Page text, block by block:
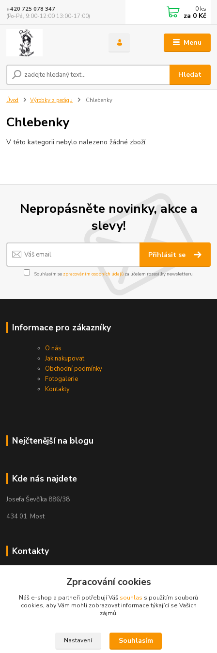
Menu
Hledat
+420 725 078 347
(Po-Pá, 9:00-12:00 13:00-17:00)
0 ks
za 0 Kč
Úvod Výrobky z pedigu Chlebenky
Chlebenky
V této kategorii nebylo nalezeno žádné zboží.
Nepropásněte novinky, akce a
slevy!
Přihlásit se
Souhlasím se zpracováním osobních údajůza účelem rozesílky newsletteru.
Informace pro zákazníky
O nás
Jak nakupovat
Obchodní podmínky
Fotogalerie
Kontakty
Nejčtenější na blogu
Kde nás najdete
Josefa Ševčíka 886/38
434 01 Most
Kontakty
+420 725 078 347
kacuca@seznam.cz
Zpracování cookies
Náš e-shop a partneři potřebují Váš souhlas s použitím souborů
cookies, aby Vám mohli zobrazovat informace týkající se Vašich
zájmů.
Nastavení Souhlasím